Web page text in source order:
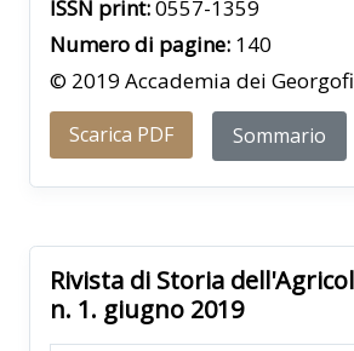
ISSN print:0557-1359
Numero di pagine: 140
© 2019 Accademia dei
Scarica PDF Sommario
Rivista di Storia
n. 1. giugno 2019